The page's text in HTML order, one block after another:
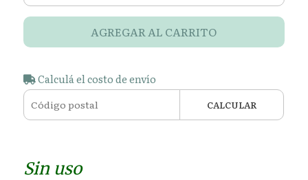
AGREGAR AL CARRITO
Calculá el costo de envío
CALCULAR
Sin uso